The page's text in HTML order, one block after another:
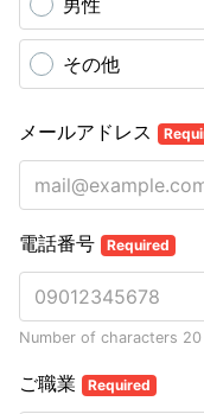
男性
その他
メールアドレス
電話番号 Required
Number of characters
ご職業 Required